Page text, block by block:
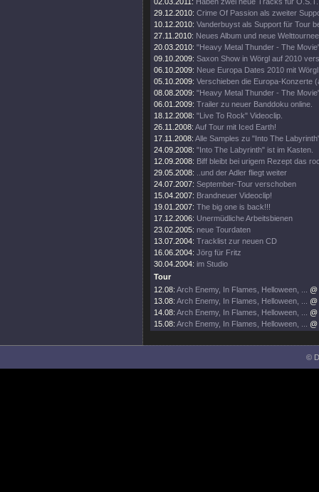
29.12.2010: Crime Of Passion als zweiter
10.12.2010: Vanderbuyst als Support für Tour
27.11.2010: Neues Album und neue
20.03.2010: "Heavy Metal Thunder - The
09.10.2009: Saxon Show in Wörgl auf 2010
06.10.2009: Neue Europa Dates 2010 mit
05.10.2009: Verschieben die Europa-Konzerte
08.08.2009: "Heavy Metal Thunder - The
06.01.2009: Trailer zu neuer Banddoku online.
18.12.2008: "Live To Rock" Videoclip.
26.11.2008: Auf Tour mit Iced Earth!
17.11.2008: Alle Samples zu "Into The
24.09.2008: "Into The Labyrinth" ist im Kasten.
12.09.2008: Biff bleibt bei urigem Rezept das
29.05.2008:
..und der Adler fliegt weiter
24.07.2007: September-Tour verschoben
15.04.2007: Brandneuer Videoclip!
19.01.2007: The big one is back!!!
17.12.2006: Unermüdliche Arbeitsbienen
23.02.2005: neue Tourdaten
13.07.2004: Tracklist zur neuen CD
16.06.2004: Jörg für Fritz
30.04.2004: im Studio
Tour
12.08: Arch Enemy, In Flames, Helloween, ...
13.08: Arch Enemy, In Flames, Helloween, ...
14.08: Arch Enemy, In Flames, Helloween, ...
15.08: Arch Enemy, In Flames, Helloween, ...
©